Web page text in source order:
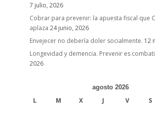
7 julio, 2026
Cobrar para prevenir: la apuesta fiscal que
aplaza 24 junio, 2026
Envejecer no debería doler socialmente. 12
Longevidad y demencia. Prevenir es
2026
agosto 2026
L M X J V S